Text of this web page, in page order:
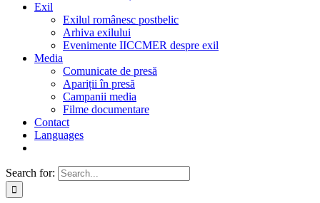
Exil
Exilul românesc postbelic
Arhiva exilului
Evenimente IICCMER despre exil
Media
Comunicate de presă
Apariții în presă
Campanii media
Filme documentare
Contact
Languages
Search for: